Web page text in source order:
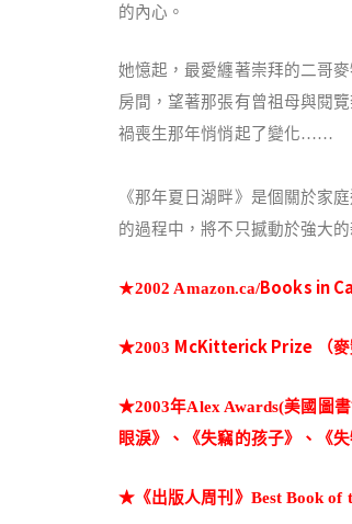
的內心。
她憶起，最愛纏著崇拜的二哥
房間，望著那張有曾祖母與閱
禍喪生那年悄悄起了變化……
《那年夏日湖畔》是個關於家
的過程中，將不只撼動於強大
★2002 Amazon.ca/Books in
★2003 McKitterick Prize （
★2003年Alex Awards(美國圖
眼淚》、《失竊的孩子》、《
★《出版人周刊》 Best Book of